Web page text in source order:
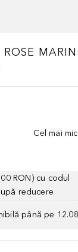
Cel mai
RON) cu codul
reducere
până pe 12.08